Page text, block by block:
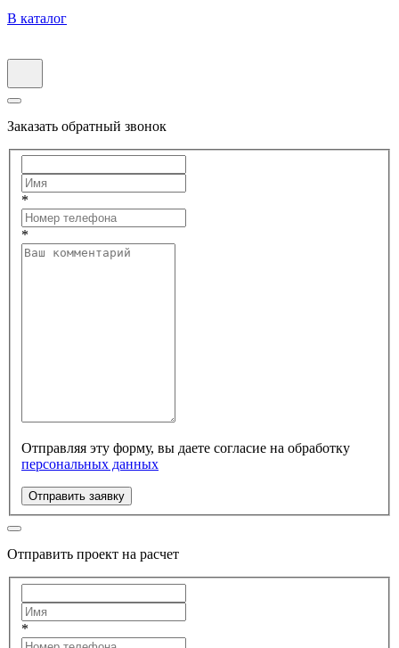
В каталог
Заказать обратный звонок
*
*
Отправляя эту форму, вы даете согласие на обработку
персональных данных
Отправить заявку
Отправить проект на расчет
*